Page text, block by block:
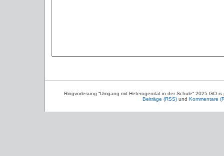
Ringvorlesung “Umgang mit Heterogenität in der Schule“ 2025 GO
Beiträge (RSS)und Kommentare